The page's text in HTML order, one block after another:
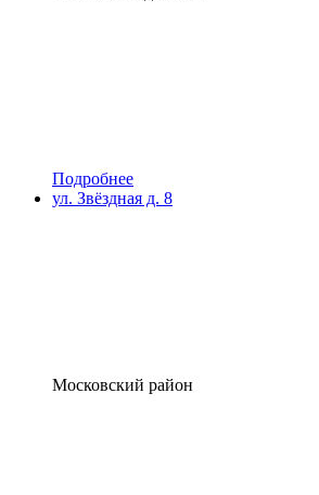
Подробнее
ул. Звёздная д. 8
Московский район